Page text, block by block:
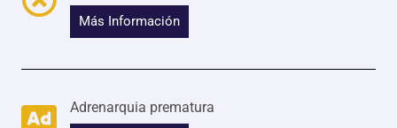
Más Información
Adrenarquia prematura